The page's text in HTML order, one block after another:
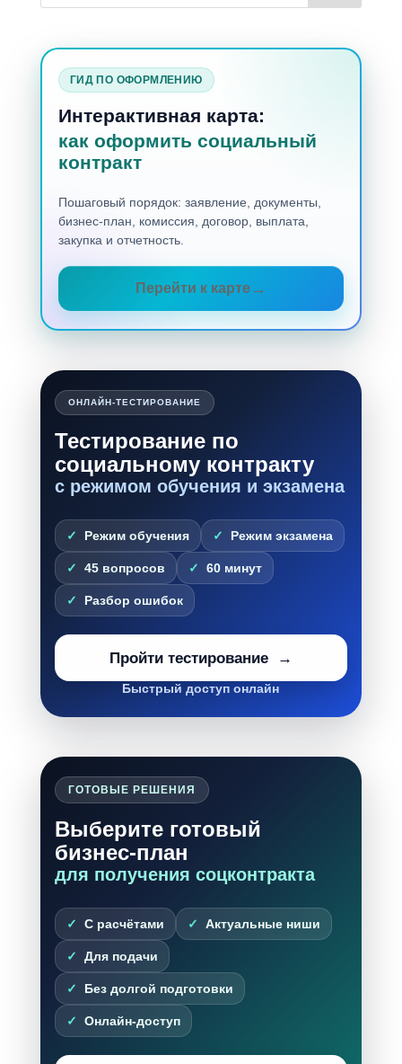
ГИД ПО ОФОРМЛЕНИЮ
Интерактивная карта:
как оформить социальный
контракт
Пошаговый порядок: заявление, документы,
бизнес-план, комиссия, договор, выплата,
закупка и отчетность.
Перейти к карте
ОНЛАЙН-ТЕСТИРОВАНИЕ
Тестирование по
социальному контракту
с режимом обучения и экзамена
Режим обучения Режим экзамена
45 вопросов 60 минут
Разбор ошибок
Пройти тестирование
Быстрый доступ онлайн
ГОТОВЫЕ РЕШЕНИЯ
Выберите готовый
бизнес-план
для получения соцконтракта
С расчётами Актуальные ниши
Для подачи
Без долгой подготовки
Онлайн-доступ